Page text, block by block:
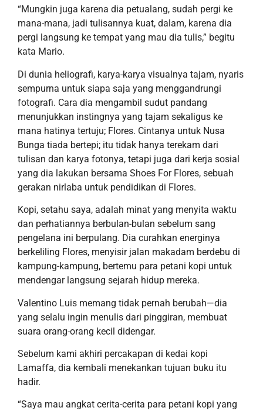
“Mungkin juga karena dia petualang, sudah pergi ke
mana-mana, jadi tulisannya kuat, dalam, karena dia
pergi langsung ke tempat yang mau dia tulis,” begitu
kata Mario.
Di dunia heliografi, karya-karya visualnya tajam, nyaris
sempurna untuk siapa saja yang menggandrungi
fotografi. Cara dia mengambil sudut pandang
menunjukkan instingnya yang tajam sekaligus ke
mana hatinya tertuju; Flores. Cintanya untuk Nusa
Bunga tiada bertepi; itu tidak hanya terekam dari
tulisan dan karya fotonya, tetapi juga dari kerja sosial
yang dia lakukan bersama Shoes For Flores, sebuah
gerakan nirlaba untuk pendidikan di Flores.
Kopi, setahu saya, adalah minat yang menyita waktu
dan perhatiannya berbulan-bulan sebelum sang
pengelana ini berpulang. Dia curahkan energinya
berkeliling Flores, menyisir jalan makadam berdebu di
kampung-kampung, bertemu para petani kopi untuk
mendengar langsung sejarah hidup mereka.
Valentino Luis memang tidak pernah berubah—dia
yang selalu ingin menulis dari pinggiran, membuat
suara orang-orang kecil didengar.
Sebelum kami akhiri percakapan di kedai kopi
Lamaffa, dia kembali menekankan tujuan buku itu
hadir.
“Saya mau angkat cerita-cerita para petani kopi yang